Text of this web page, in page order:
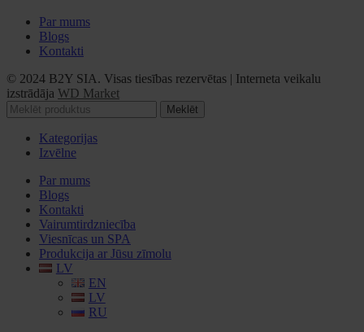
Par mums
Blogs
Kontakti
© 2024 B2Y SIA. Visas tiesības rezervētas | Interneta veikalu
izstrādāja WD Market
Meklēt
Kategorijas
Izvēlne
Par mums
Blogs
Kontakti
Vairumtirdzniecība
Viesnīcas un SPA
Produkcija ar Jūsu zīmolu
LV
EN
LV
RU